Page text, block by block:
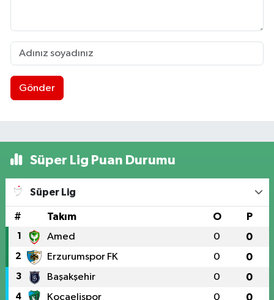
Gönder
Süper Lig Puan Durumu
Süper Lig
# Takım O P
1 Amed 0 0
2 Erzurumspor FK 0 0
3 Başakşehir 0 0
4 Kocaelispor 0 0